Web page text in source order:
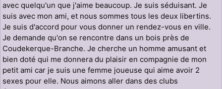
avec quelqu'un que j'aime beaucoup. Je suis séduisant. Je
suis avec mon ami, et nous sommes tous les deux libertins.
Je suis d'accord pour vous donner un rendez-vous en ville.
Je demande qu'on se rencontre dans un bois près de
Coudekerque-Branche. Je cherche un homme amusant et
bien doté qui me donnera du plaisir en compagnie de mon
petit ami car je suis une femme joueuse qui aime avoir 2
sexes pour elle. Nous aimons aller dans des clubs